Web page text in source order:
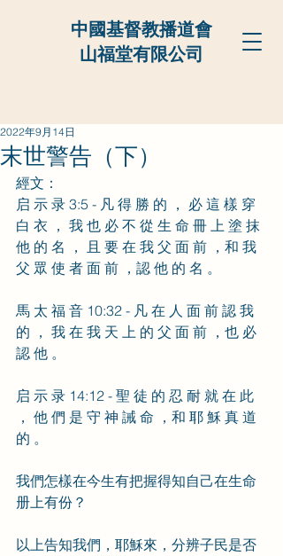
中國基督教播道會
山福堂有限公司
末世警告（下）
2022年9月14日
經文：
启 示 录 3:5 - 凡 得 勝 的 ， 必 這 樣 穿
白 衣 ， 我 也 必 不 從 生 命 冊 上 塗 抹
他 的 名 ， 且 要 在 我 父 面 前 ，和 我
父 眾 使 者 面 前 ，認 他 的 名 。
馬 太 福 音 10:32 - 凡 在 人 面 前 認 我
的 ， 我 在 我 天 上 的 父 面 前 ，也 必
認 他 。
启 示 录 14:12 - 聖 徒 的 忍 耐 就 在 此
， 他 們 是 守 神 誡 命 ，和 耶 穌 真 道
的 。
我們怎樣在今生有把握得知自己在生命
册上有份？
以上告知我們，耶穌來，分辨子民是否